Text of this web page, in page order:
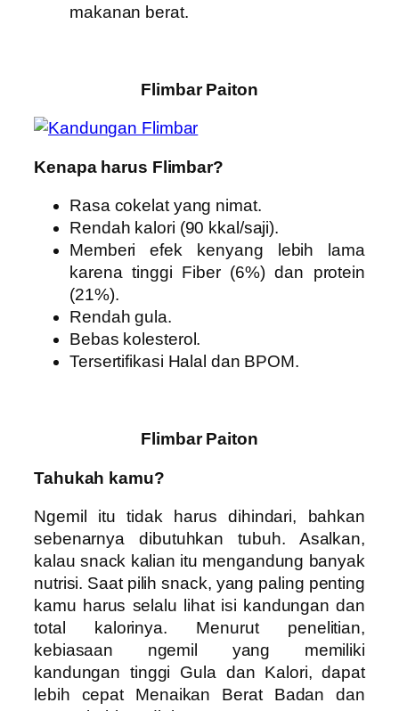
makanan berat.
Flimbar Paiton
Kenapa harus Flimbar?
Rasa cokelat yang nimat.
Rendah kalori (90 kkal/saji).
Memberi efek kenyang lebih lama
karena tinggi Fiber (6%) dan protein
(21%).
Rendah gula.
Bebas kolesterol.
Tersertifikasi Halal dan BPOM.
Flimbar Paiton
Tahukah kamu?
Ngemil itu tidak harus dihindari, bahkan
sebenarnya dibutuhkan tubuh. Asalkan,
kalau snack kalian itu mengandung banyak
nutrisi. Saat pilih snack, yang paling penting
kamu harus selalu lihat isi kandungan dan
total kalorinya. Menurut penelitian,
kebiasaan ngemil yang memiliki
kandungan tinggi Gula dan Kalori, dapat
lebih cepat Menaikan Berat Badan dan